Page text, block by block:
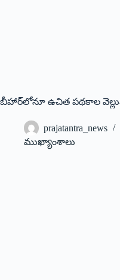
బీహార్‌లోనూ ఉచిత పథకాల
prajatantra_news
ముఖ్యాంశాలు